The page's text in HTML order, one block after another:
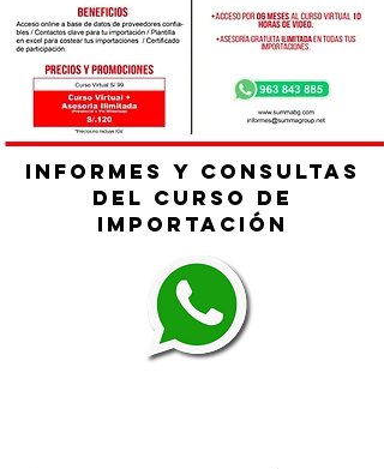
INFORMES Y CONSULTAS
DEL CURSO DE
IMPORTACIÓN